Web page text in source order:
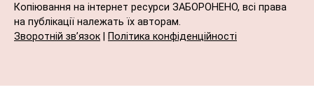
Копіювання на інтернет ресурси ЗАБОРОНЕНО, всі права
на публікації належать їх авторам.
Зворотній зв’язок
Політика конфіденційності